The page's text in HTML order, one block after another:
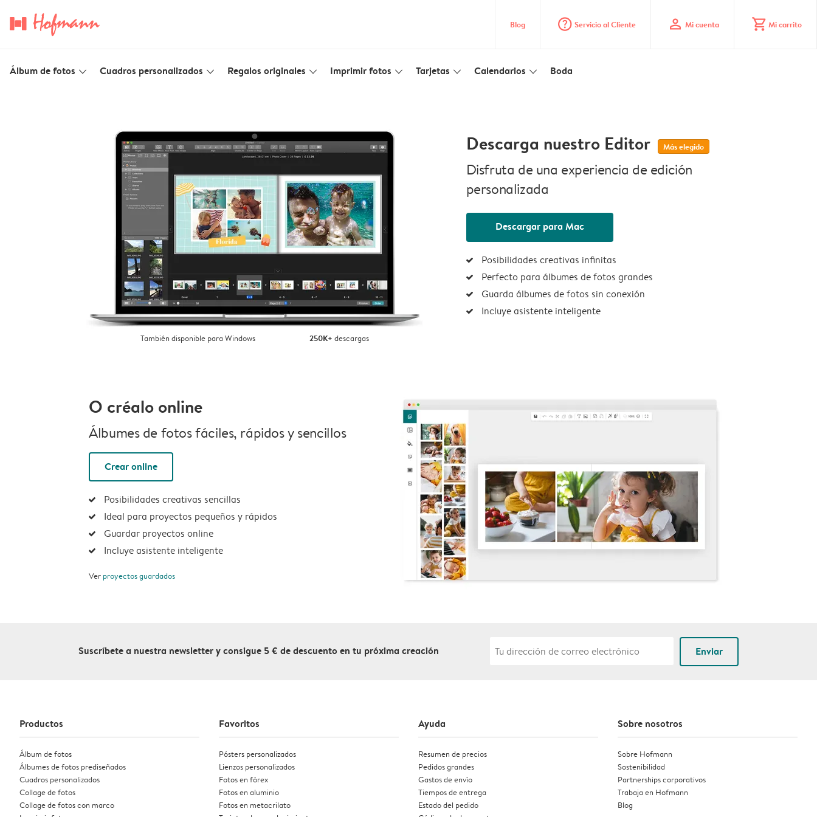
Blog question_mark_circle Servicio al Cliente profile Mi cuenta shopping_cart Mi carrito
Álbum de fotos slim_arrow_down Cuadros personalizados slim_arrow_down Regalos originales slim_arrow_down Imprimir fotos slim_arrow_down Tarjetas slim_arrow_down Calendarios slim_arrow_down Boda
También disponible para Windows 250K+ descargas
Descarga nuestro Editor Más elegido
Disfruta de una experiencia de edición
personalizada
Descargar para Mac
Posibilidades creativas infinitas
Perfecto para álbumes de fotos grandes
Guarda álbumes de fotos sin conexión
Incluye asistente inteligente
O créalo online
Álbumes de fotos fáciles, rápidos y sencillos
Crear online
Posibilidades creativas sencillas
Ideal para proyectos pequeños y rápidos
Guardar proyectos online
Incluye asistente inteligente
Ver proyectos guardados
Suscríbete a nuestra newsletter y consigue 5 € de descuento en tu próxima creación Enviar
Productos
Álbum de fotos
Álbumes de fotos prediseñados
Cuadros personalizados
Collage de fotos
Collage de fotos con marco
Favoritos
Pósters personalizados
Lienzos personalizados
Fotos en fórex
Fotos en aluminio
Fotos en metacrilato
Ayuda
Resumen de precios
Pedidos grandes
Gastos de envío
Tiempos de entrega
Estado del pedido
Sobre nosotros
Sobre Hofmann
Sostenibilidad
Partnerships corporativos
Trabaja en Hofmann
Blog